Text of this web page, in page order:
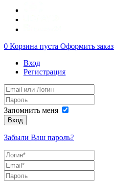
0 Корзина пуста Оформить заказ
Вход
Регистрация
Запомнить меня
Вход
Забыли Ваш пароль?